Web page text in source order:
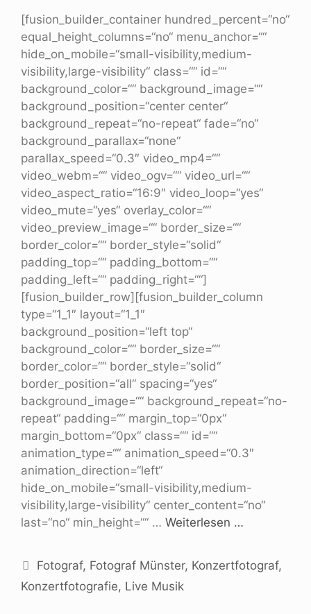
[fusion_builder_container hundred_percent=“no“
equal_height_columns=“no“ menu_anchor=““
hide_on_mobile=“small-visibility,medium-
visibility,large-visibility“ class=““ id=““
background_color=““ background_image=““
background_position=“center center“
background_repeat=“no-repeat“ fade=“no“
background_parallax=“none“
parallax_speed=“0.3″ video_mp4=““
video_webm=““ video_ogv=““ video_url=““
video_aspect_ratio=“16:9″ video_loop=“yes“
video_mute=“yes“ overlay_color=““
video_preview_image=““ border_size=““
border_color=““ border_style=“solid“
padding_top=““ padding_bottom=““
padding_left=““ padding_right=““]
[fusion_builder_row][fusion_builder_column
type=“1_1″ layout=“1_1″
background_position=“left top“
background_color=““ border_size=““
border_color=““ border_style=“solid“
border_position=“all“ spacing=“yes“
background_image=““ background_repeat=“no-
repeat“ padding=““ margin_top=“0px“
margin_bottom=“0px“ class=““ id=““
animation_type=““ animation_speed=“0.3″
animation_direction=“left“
hide_on_mobile=“small-visibility,medium-
visibility,large-visibility“ center_content=“no“
last=“no“ min_height=““ … Weiterlesen …
Fotograf, Fotograf Münster, Konzertfotograf,
Konzertfotografie, Live Musik